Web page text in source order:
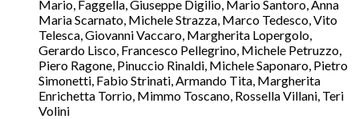
Mario, Faggella, Giuseppe Digilio, Mario Santoro, Anna
Maria Scarnato, Michele Strazza, Marco Tedesco, Vito
Telesca, Giovanni Vaccaro, Margherita Lopergolo,
Gerardo Lisco, Francesco Pellegrino, Michele Petruzzo,
Piero Ragone, Pinuccio Rinaldi, Michele Saponaro, Pietro
Simonetti, Fabio Strinati, Armando Tita, Margherita
Enrichetta Torrio, Mimmo Toscano, Rossella Villani, Teri
Volini